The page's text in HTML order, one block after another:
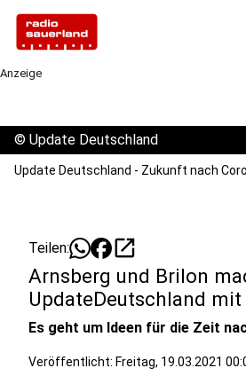
Anzeige
© Update Deutschland
Update Deutschland - Zukunft nach
Teilen: open_in_new
Arnsberg und Brilon
UpdateDeutschland mit
Es geht um Ideen für die Zeit
Veröffentlicht: Freitag, 19.03.2021